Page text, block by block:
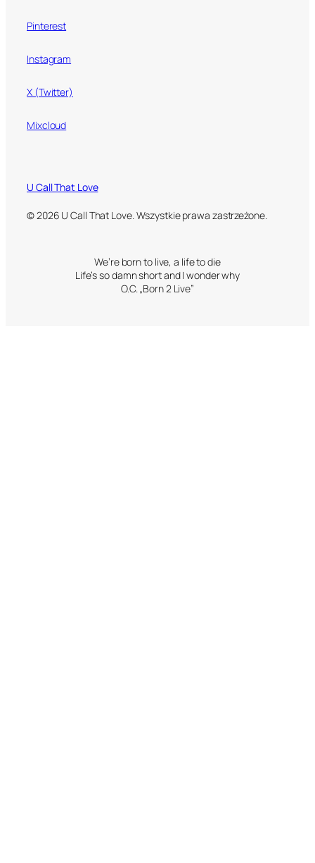
Pinterest
Instagram
X (Twitter)
Mixcloud
U Call That Love
© 2026 U Call That Love. Wszystkie prawa zastrzeżone.
We’re born to live, a life to die
Life’s so damn short and I wonder why
O.C. „Born 2 Live”